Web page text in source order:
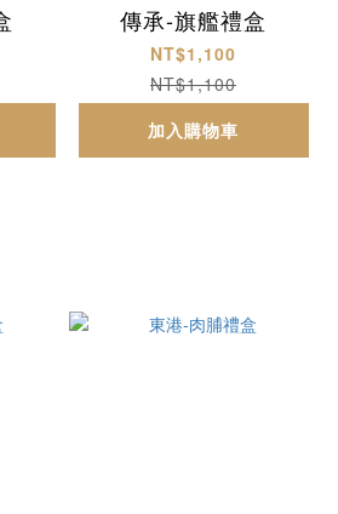
傳承-旗艦禮盒
NT$1,100
NT$1,100
加入購物車